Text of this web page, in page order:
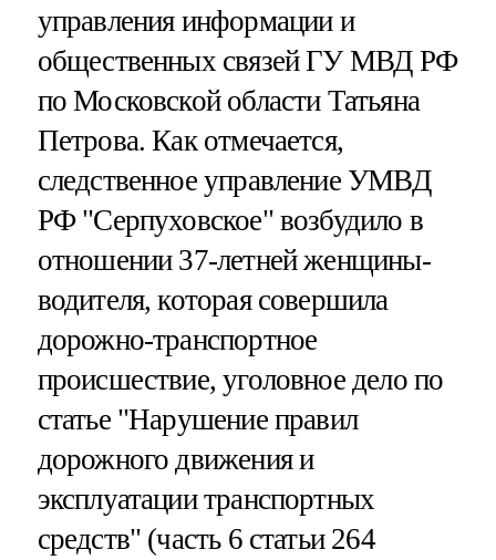
управления информации и
общественных связей ГУ МВД РФ
по Московской области Татьяна
Петрова. Как отмечается,
следственное управление УМВД
РФ "Серпуховское" возбудило в
отношении 37-летней женщины-
водителя, которая совершила
дорожно-транспортное
происшествие, уголовное дело по
статье "Нарушение правил
дорожного движения и
эксплуатации транспортных
средств" (часть 6 статьи 264